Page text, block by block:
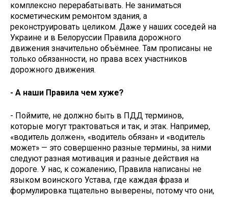
комплексно перерабатывать. Не заниматься
косметическим ремонтом здания, а
реконструировать целиком. Даже у наших соседей на
Украине и в Белоруссии Правила дорожного
движения значительно объёмнее. Там прописаны не
только обязанности, но права всех участников
дорожного движения.
- А наши Правила чем хуже?
- Поймите, не должно быть в ПДД терминов,
которые могут трактоваться и так, и этак. Например,
«водитель должен», «водитель обязан» и «водитель
может» — это совершенно разные термины, за ними
следуют разная мотивация и разные действия на
дороге. У нас, к сожалению, Правила написаны не
языком воинского Устава, где каждая фраза и
формулировка тщательно выверены, потому что они,